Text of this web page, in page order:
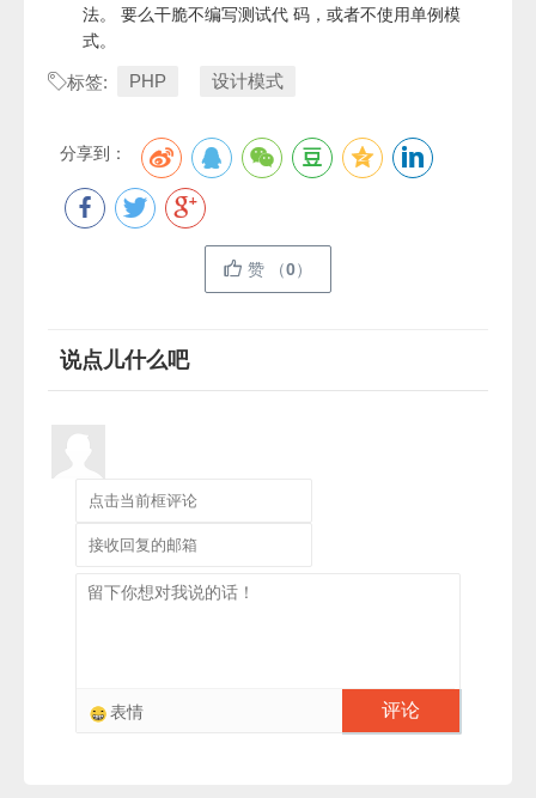
法。 要么干脆不编写测试代 码，或者不使用单例模
式。
标签: PHP 设计模式
分享到：
赞 （0）
说点儿什么吧
表情 评论